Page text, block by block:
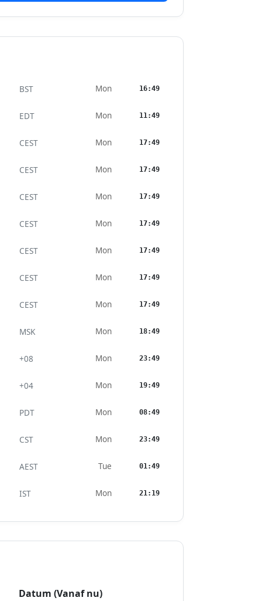
BST Mon 16:49
EDT Mon 11:49
CEST Mon 17:49
CEST Mon 17:49
CEST Mon 17:49
CEST Mon 17:49
CEST Mon 17:49
CEST Mon 17:49
CEST Mon 17:49
MSK Mon 18:49
+08 Mon 23:49
+04 Mon 19:49
PDT Mon 08:49
CST Mon 23:49
AEST Tue 01:49
IST Mon 21:19
Datum (Vanaf nu)